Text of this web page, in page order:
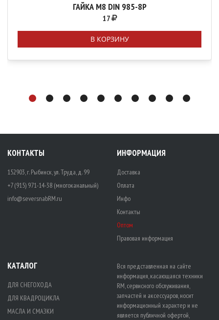
ГАЙКА М8 DIN 985-8P
17
В КОРЗИНУ
КОНТАКТЫ
152903, г. Рыбинск, ул. Труда, д. 99
+7 (915) 971-14-38 (многоканальный)
info@seversnabRM.ru
ИНФОРМАЦИЯ
Доставка
Оплата
Инфо
Контакты
Оптом
Правовая информация
КАТАЛОГ
ДЛЯ СНЕГОХОДА
ДЛЯ КВАДРОЦИКЛА
МАСЛА И СМАЗКИ
Вся представленная на сайте
информация, касающаяся техники
RM, сервисного обслуживания,
запчастей и аксессуаров, носит
информационный характер и не
является публичной офертой,